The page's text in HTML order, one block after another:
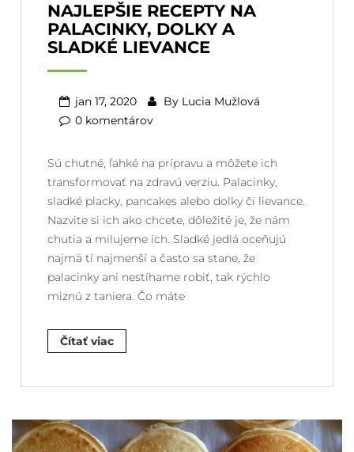
NAJLEPŠIE RECEPTY NA
PALACINKY, DOLKY A
SLADKÉ LIEVANCE
jan 17, 2020 By Lucia Mužlová
0 komentárov
Sú chutné, ľahké na prípravu a môžete ich
transformovať na zdravú verziu. Palacinky,
sladké placky, pancakes alebo dolky či lievance.
Nazvite si ich ako chcete, dôležité je, že nám
chutia a milujeme ich. Sladké jedlá oceňujú
najmä tí najmenší a často sa stane, že
palacinky ani nestíhame robiť, tak rýchlo
miznú z taniera. Čo máte
Čítať viac